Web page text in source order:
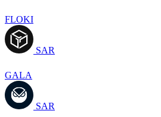
FLOKI
SAR
GALA
SAR